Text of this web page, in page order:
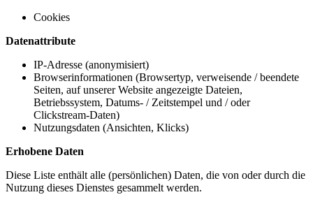
Cookies
Datenattribute
IP-Adresse (anonymisiert)
Browserinformationen (Browsertyp, verweisende / beendete
Seiten, auf unserer Website angezeigte Dateien,
Betriebssystem, Datums- / Zeitstempel und / oder
Clickstream-Daten)
Nutzungsdaten (Ansichten, Klicks)
Erhobene Daten
Diese Liste enthält alle (persönlichen) Daten, die von oder durch die
Nutzung dieses Dienstes gesammelt werden.